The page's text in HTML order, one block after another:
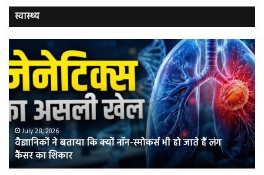
स्वास्थ्य
ने
बताया
कि
क्यों
नॉन-
स्मोकर्स
भी
जाते
हैं
July 28, 2026
वैज्ञानिकों ने बताया कि क्यों नॉन-स्मोकर्स भी हो जाते हैं लंग
कैंसर का शिकार
में
की